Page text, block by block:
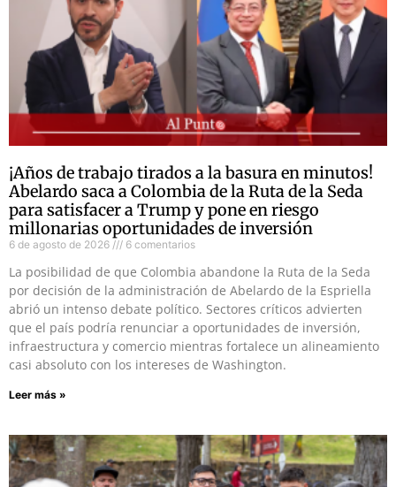
¡Años de trabajo tirados a la basura en minutos!
Abelardo saca a Colombia de la Ruta de la Seda
para satisfacer a Trump y pone en riesgo
millonarias oportunidades de inversión
6 de agosto de 2026 6 comentarios
La posibilidad de que Colombia abandone la Ruta de la Seda
por decisión de la administración de Abelardo de la Espriella
abrió un intenso debate político. Sectores críticos advierten
que el país podría renunciar a oportunidades de inversión,
infraestructura y comercio mientras fortalece un alineamiento
casi absoluto con los intereses de Washington.
Leer más »